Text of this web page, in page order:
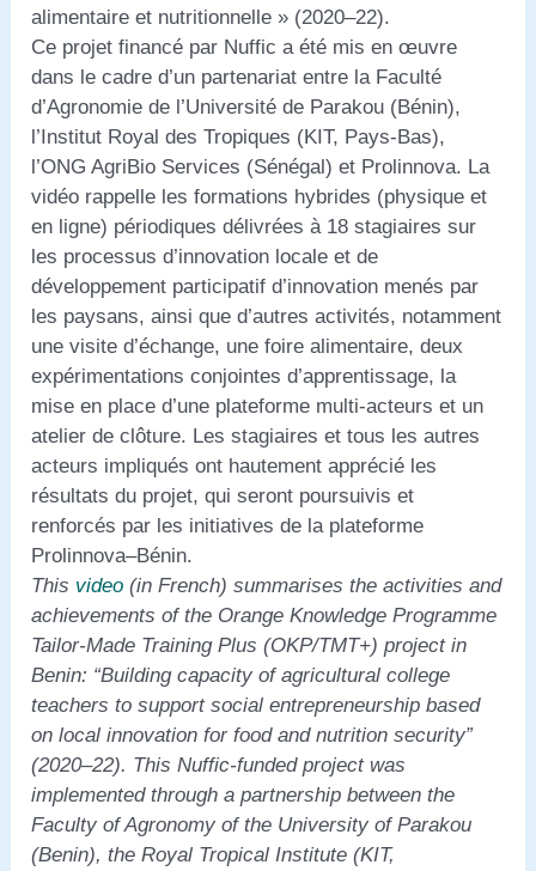
alimentaire et nutritionnelle » (2020–22).
Ce projet financé par Nuffic a été mis en œuvre
dans le cadre d’un partenariat entre la Faculté
d’Agronomie de l’Université de Parakou (Bénin),
l’Institut Royal des Tropiques (KIT, Pays-Bas),
l’ONG AgriBio Services (Sénégal) et Prolinnova. La
vidéo rappelle les formations hybrides (physique et
en ligne) périodiques délivrées à 18 stagiaires sur
les processus d’innovation locale et de
développement participatif d’innovation menés par
les paysans, ainsi que d’autres activités, notamment
une visite d’échange, une foire alimentaire, deux
expérimentations conjointes d’apprentissage, la
mise en place d’une plateforme multi-acteurs et un
atelier de clôture. Les stagiaires et tous les autres
acteurs impliqués ont hautement apprécié les
résultats du projet, qui seront poursuivis et
renforcés par les initiatives de la plateforme
Prolinnova–Bénin.
This video(in French) summarises the activities and
achievements of the Orange Knowledge Programme
Tailor-Made Training Plus (OKP/TMT+) project in
Benin: “Building capacity of agricultural college
teachers to support social entrepreneurship based
on local innovation for food and nutrition security”
(2020–22). This Nuffic-funded project was
implemented through a partnership between the
Faculty of Agronomy of the University of Parakou
(Benin), the Royal Tropical Institute (KIT,